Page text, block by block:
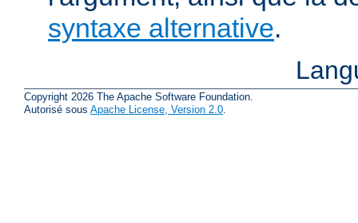
syntaxe alternative.
Copyright 2026 The Apache Software Foundation.
Autorisé sous Apache License, Version 2.0.